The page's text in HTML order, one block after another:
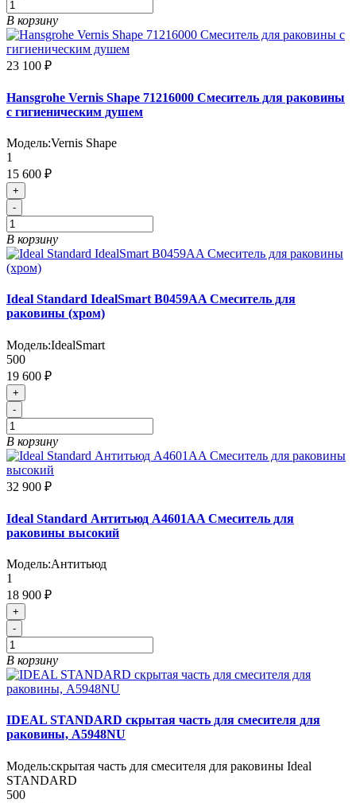
В корзину
23 100 ₽
Hansgrohe Vernis Shape 71216000 Смеситель для раковины
с гигиеническим душем
Модель:Vernis Shape
1
15 600 ₽
+
-
В корзину
Ideal Standard IdealSmart B0459AA Смеситель для
раковины (хром)
Модель:IdealSmart
500
19 600 ₽
+
-
В корзину
32 900 ₽
Ideal Standard Антитьюд A4601AA Смеситель для
раковины высокий
Модель:Антитьюд
1
18 900 ₽
+
-
В корзину
IDEAL STANDARD скрытая часть для смесителя для
раковины, A5948NU
Модель:скрытая часть для смесителя для раковины Ideal
STANDARD
500